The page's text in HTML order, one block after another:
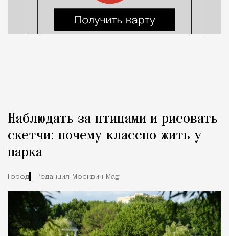
Наблюдать за птицами и рисовать
скетчи: почему классно жить у
парка
Город Редакция Москвич Mag